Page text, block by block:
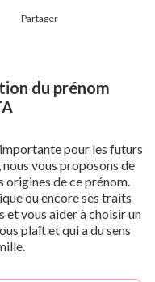
Partager
du prénom
importante pour les futurs
vous proposons de
origines de ce prénom.
ou encore ses traits
et vous aider à choisir un
plaît et qui a du sens